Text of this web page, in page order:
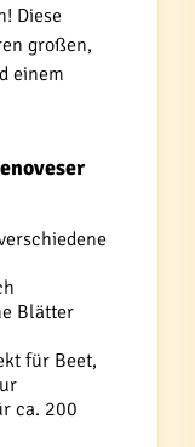
Diese
großen,
einem
Blätter
für Beet,
ca. 200